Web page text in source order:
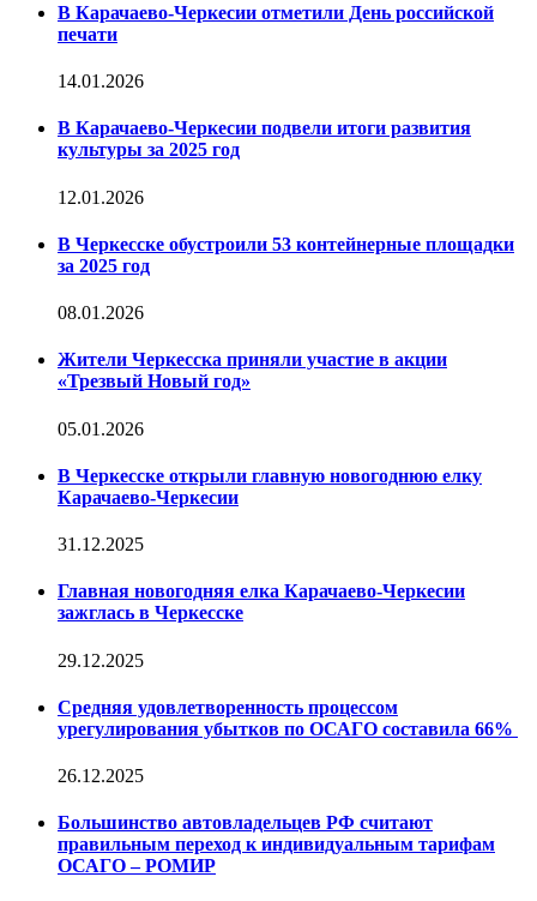
В Карачаево-Черкесии отметили День российской
печати
14.01.2026
В Карачаево-Черкесии подвели итоги развития
культуры за 2025 год
12.01.2026
В Черкесске обустроили 53 контейнерные площадки
за 2025 год
08.01.2026
Жители Черкесска приняли участие в акции
«Трезвый Новый год»
05.01.2026
В Черкесске открыли главную новогоднюю елку
Карачаево-Черкесии
31.12.2025
Главная новогодняя елка Карачаево-Черкесии
зажглась в Черкесске
29.12.2025
Средняя удовлетворенность процессом
урегулирования убытков по ОСАГО составила 66%
26.12.2025
Большинство автовладельцев РФ считают
правильным переход к индивидуальным тарифам
ОСАГО – РОМИР